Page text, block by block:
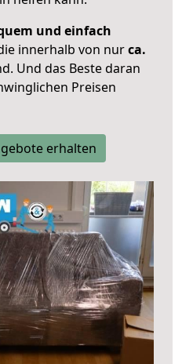
und einfach
innerhalb von nurca.
Und das Beste daran
Preisen
erhalten